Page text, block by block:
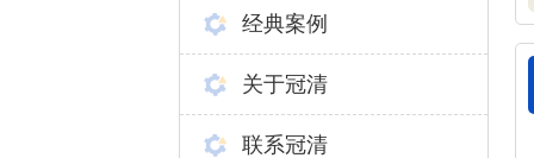
经典案例
关于冠清
联系冠清